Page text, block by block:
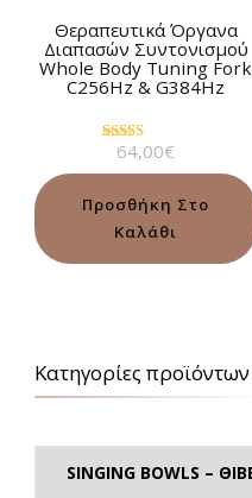
Θεραπευτικά Όργανα
Διαπασών Συντονισμού
Whole Body Tuning Fork
C256Hz & G384Hz
Βαθμολογήθηκε
από 5
64,00€
Προσθήκη Στο
Καλάθι
Κατηγορίες προϊόντων